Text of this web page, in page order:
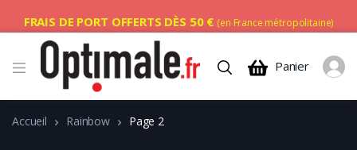
FRAIS DE PORT OFFERTS DÈS 50 € (en France métropolitaine)
Panier
Accueil Rainbow Page 2